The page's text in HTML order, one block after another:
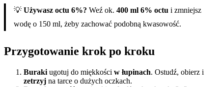
💡 Używasz octu 6%? Weź ok. 400 ml 6% octu i zmniejsz
wodę o 150 ml, żeby zachować podobną kwasowość.
Przygotowanie krok po kroku
Buraki ugotuj do miękkości w łupinach. Ostudź, obierz i
zetrzyj na tarce o dużych oczkach.